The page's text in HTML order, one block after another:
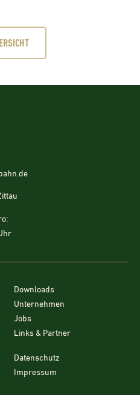
Downloads
Unternehmen
Jobs
Links & Partner
Datenschutz
Impressum